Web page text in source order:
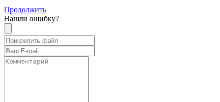
Продолжить
Нашли ошибку?